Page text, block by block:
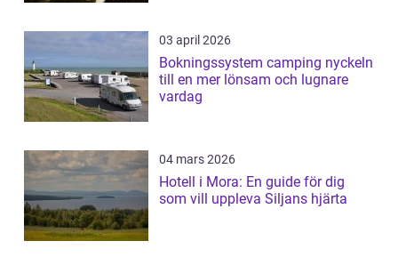
03 april 2026
Bokningssystem camping nyckeln
till en mer lönsam och lugnare
vardag
04 mars 2026
Hotell i Mora: En guide för dig
som vill uppleva Siljans hjärta